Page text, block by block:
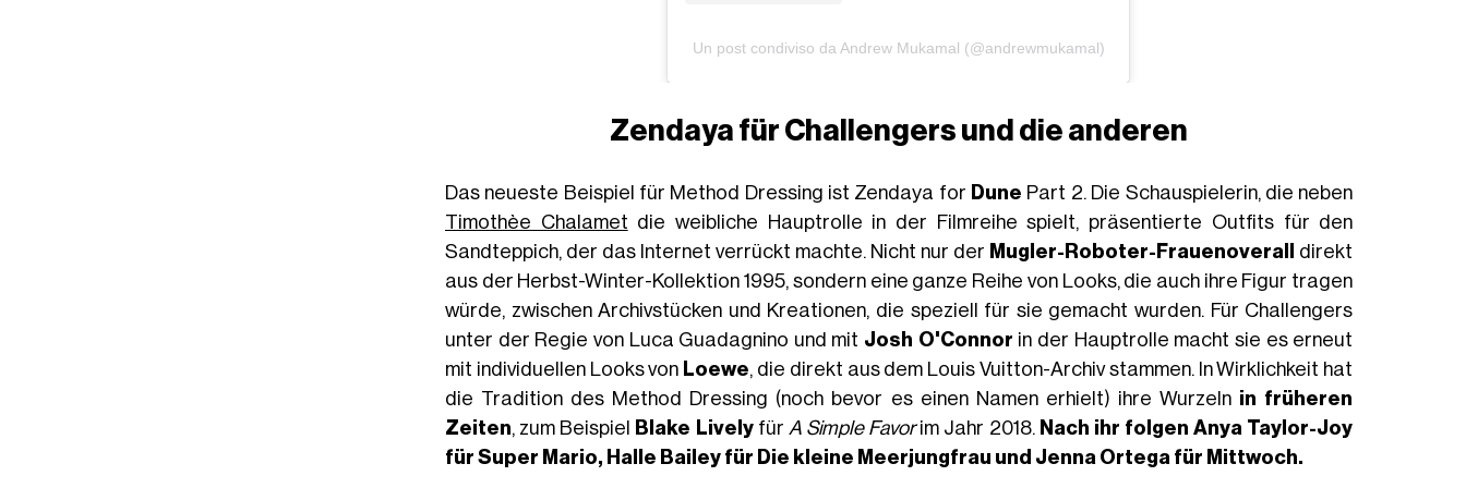
Un post condiviso da Andrew Mukamal (@andrewmukamal)
Zendaya für Challengers und die anderen
Das neueste Beispiel für Method Dressing ist Zendaya for Dune Part 2. Die Schauspielerin, die neben
Timothèe Chalamet die weibliche Hauptrolle in der Filmreihe spielt, präsentierte Outfits für den
Sandteppich, der das Internet verrückt machte. Nicht nur der Mugler-Roboter-Frauenoverall
direkt
aus der Herbst-Winter-Kollektion 1995, sondern eine ganze Reihe von Looks, die auch ihre Figur tragen
würde, zwischen Archivstücken und Kreationen, die speziell für sie gemacht wurden. Für Challengers
unter der Regie von Luca Guadagnino und mit Josh O'Connor in der Hauptrolle macht sie es erneut
mit individuellen Looks von Loewe, die direkt aus dem Louis Vuitton-Archiv stammen. In Wirklichkeit hat
die Tradition des Method Dressing (noch bevor es einen Namen erhielt) ihre Wurzeln in früheren
Zeiten, zum Beispiel Blake Livelyfür A Simple Favorim Jahr 2018. Nach ihr folgenAnya Taylor-Joy
für Super Mario, Halle Baileyfür Die kleine Meerjungfrau und Jenna Ortega für Mittwoch.